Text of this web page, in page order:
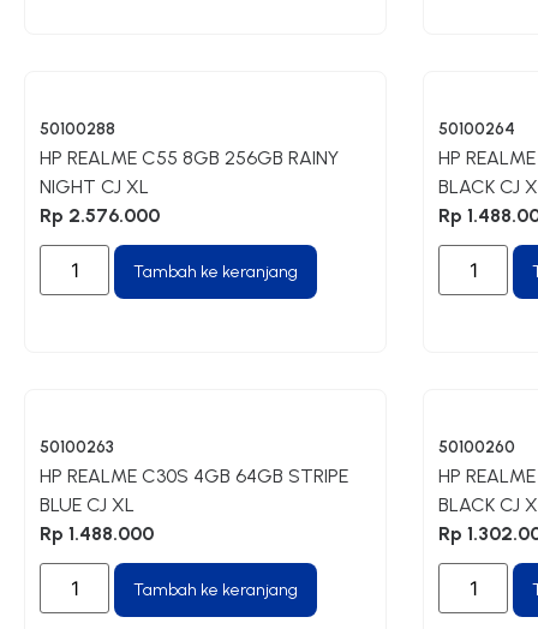
50100288
HP REALME C55 8GB 256GB RAINY
NIGHT CJ XL
Rp 2.576.000
Tambah ke keranjang
50100264
HP
BLACK CJ
Rp
50100263
HP REALME C30S 4GB 64GB STRIPE
BLUE CJ XL
Rp 1.488.000
Tambah ke keranjang
50100260
HP
BLACK CJ
Rp